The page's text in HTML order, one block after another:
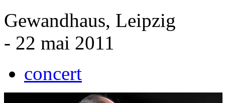
Gewandhaus, Leipzig
- 22 mai 2011
concert